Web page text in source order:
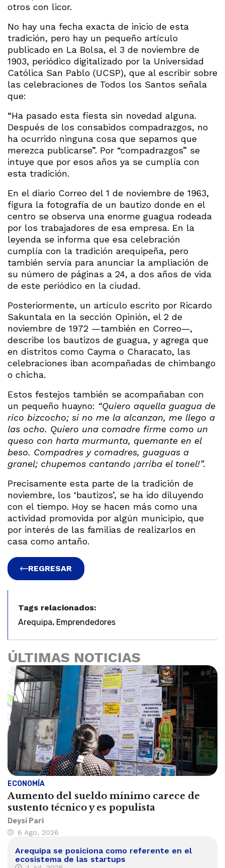
otros con licor.
No hay una fecha exacta de inicio de esta
tradición, pero hay un pequeño artículo
publicado en La Bolsa, el 3 de noviembre de
1903, periódico digitalizado por la Universidad
Católica San Pablo (UCSP), que al escribir sobre
las celebraciones de Todos los Santos señala
que:
“Ha pasado esta fiesta sin novedad alguna.
Después de los consabidos compadrazgos, no
ha ocurrido ninguna cosa que sepamos que
merezca publicarse”. Por “compadrazgos” se
intuye que por esos años ya se cumplía con
esta tradición.
En el diario Correo del 1 de noviembre de 1963,
figura la fotografía de un bautizo donde en el
centro se observa una enorme guagua rodeada
por los trabajadores de esa empresa. En la
leyenda se informa que esa celebración
cumplía con la tradición arequipeña, pero
también servía para anunciar la ampliación de
su número de páginas a 24, a dos años de vida
de este periódico en la ciudad.
Posteriormente, un artículo escrito por Ricardo
Sakuntala en la sección Opinión, el 2 de
noviembre de 1972 —también en Correo—,
describe los bautizos de guagua, y agrega que
en distritos como Cayma o Characato, las
celebraciones iban acompañadas de chimbango
o chicha.
Estos festejos también se acompañaban con
un pequeño huayno: “Quiero aquella guagua de
rico bizcocho; si no me la alcanzan, me llego a
las ocho. Quiero una comadre firme como un
queso con harta murmunta, quemante en el
beso. Compadres y comadres, guaguas a
granel; chupemos cantando ¡arriba el tonel!”.
Precisamente esta parte de la tradición de
noviembre, los ‘bautizos’, se ha ido diluyendo
con el tiempo. Hoy se hacen más como una
actividad promovida por algún municipio, que
por interés de las familias de realizarlos en
casa como antaño.
REGRESAR
Tags relacionados:
Arequipa, Emprendedores
ÚLTIMAS NOTICIAS
ECONOMÍA
Aumento del sueldo mínimo carece de
sustento técnico y es populista
Deysi Pari
6 Ago, 2026
Arequipa se posiciona como referente en el
ecosistema de las startups